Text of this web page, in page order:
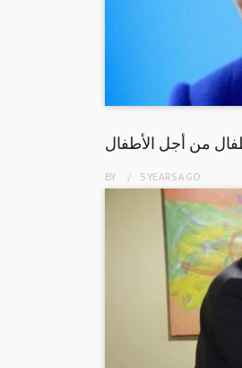
من أجل الأطفال
BY 5 YEARSAGO